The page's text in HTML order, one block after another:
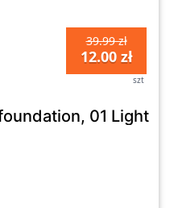
39.99 zł
12.00 zł
szt
01 Light